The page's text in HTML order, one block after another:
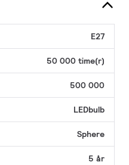
E27
50 000 time(r)
500 000
LEDbulb
Sphere
5 år